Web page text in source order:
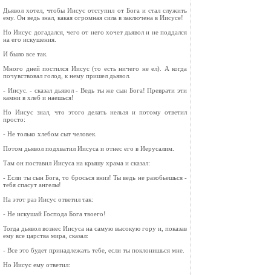
Дьявол хотел, чтобы Иисус отступил от Бога и стал служить
ему. Он ведь знал, какая огромная сила в заключена в Иисусе!
Но Иисус догадался, чего от него хочет дьявол и не поддался
на его искушения.
И было все так.
Много дней постился Иисус (то есть ничего не ел). А когда
почувствовал голод, к нему пришел дьявол.
- Иисус. - сказал дьявол - Ведь ты же сын Бога! Преврати эти
камни в хлеб и наешься!
Но Иисус знал, что этого делать нельзя и потому ответил
просто:
- Не только хлебом сыт человек.
Потом дьявол подхватил Иисуса и отнес его в Иерусалим.
Там он поставил Иисуса на крышу храма и сказал:
- Если ты сын Бога, то бросься вниз! Ты ведь не разобьешься -
тебя спасут ангелы!
На этот раз Иисус ответил так:
- Не искушай Господа Бога твоего!
Тогда дьявол вознес Иисуса на самую высокую гору и, показав
ему все царства мира, сказал:
- Все это будет принадлежать тебе, если ты поклонишься мне.
Но Иисус ему ответил: